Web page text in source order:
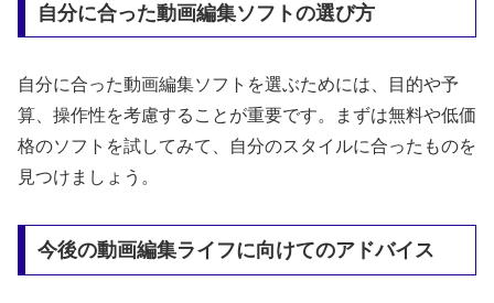
自分に合った動画編集ソフトの選び方
自分に合った動画編集ソフトを選ぶためには、目的や予
算、操作性を考慮することが重要です。まずは無料や低価
格のソフトを試してみて、自分のスタイルに合ったものを
見つけましょう。
今後の動画編集ライフに向けてのアドバイス